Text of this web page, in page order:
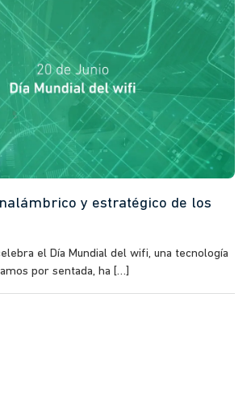
y estratégico de los
el Día Mundial del wifi, una tecnología
por sentada, ha […]